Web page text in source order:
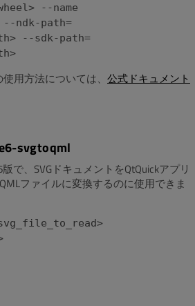
--name
--ndk-path=
--sdk-path=
用方法については、 公式ドキュメント
svgtoqml
で、SVGドキュメントをQtQuickアプリ
ファイルに変換するのに使用できま